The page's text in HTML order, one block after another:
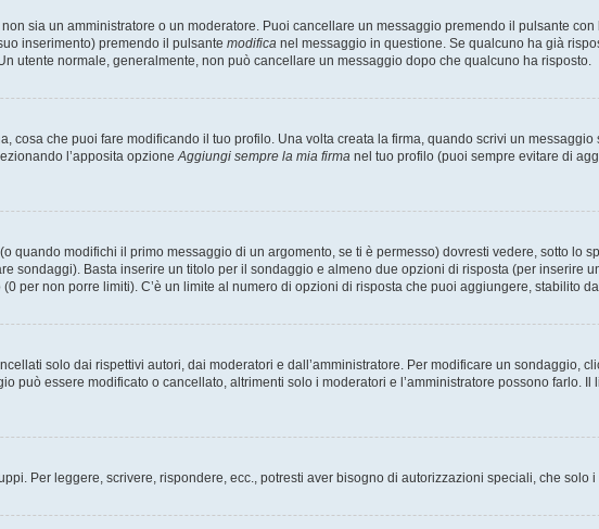
sia un amministratore o un moderatore. Puoi cancellare un messaggio premendo il pulsante
inserimento) premendo il pulsante modifica nel messaggio in questione. Se qualcuno ha già
utente normale, generalmente, non può cancellare un messaggio dopo che qualcuno ha risposto.
cosa che puoi fare modificando il tuo profilo. Una volta creata la firma, quando scrivi un
l’apposita opzioneAggiungi sempre la mia firma nel tuo profilo (puoi sempre evitare di
quando modifichi il primo messaggio di un argomento, se ti è permesso) dovresti vedere, sotto lo
sondaggi). Basta inserire un titolo per il sondaggio e almeno due opzioni di risposta (per inserire
per non porre limiti). C’è un limite al numero di opzioni di risposta che puoi aggiungere, stabilito
solo dai rispettivi autori, dai moderatori e dall’amministratore. Per modificare un sondaggio,
può essere modificato o cancellato, altrimenti solo i moderatori e l’amministratore possono farlo.
Per leggere, scrivere, rispondere, ecc., potresti aver bisogno di autorizzazioni speciali, che solo